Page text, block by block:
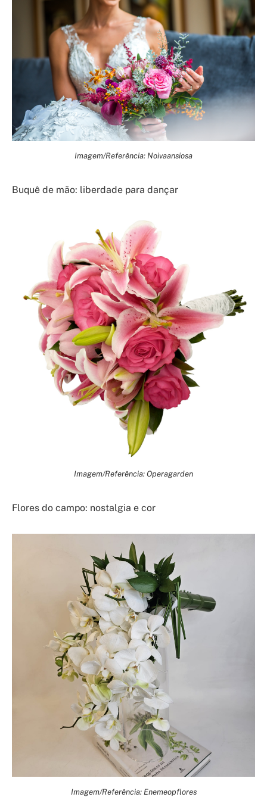
Imagem/Referência: Noivaansiosa
Buquê de mão: liberdade para dançar
Imagem/Referência: Operagarden
Flores do campo: nostalgia e cor
Imagem/Referência: Enemeopflores